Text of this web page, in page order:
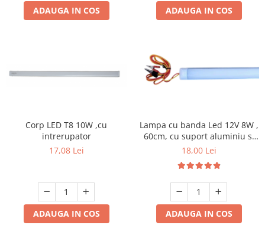
Sonerii
Trepied
Lanterne
Masina de facut gheata
Produse grele si voluminoase
ADAUGA IN COS ADAUGA IN COS
Corp LED T8 10W ,cu
intrerupator
17,08 Lei
ADAUGA IN COS
Lampa cu banda Led 12V 8W ,
60cm, cu suport aluminiu si
clesti de conectare
18,00 Lei
ADAUGA IN COS